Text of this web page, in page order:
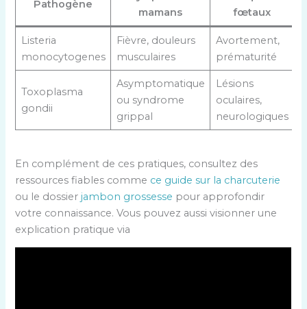
Pathogène
mamans
fœtaux
Listeria
monocytogenes
Fièvre, douleurs
musculaires
Avortement,
prématurité
Toxoplasma
gondii
Asymptomatique
ou syndrome
grippal
Lésions
oculaires,
neurologiques
En complément de ces pratiques, consultez des
ressources fiables comme ce guide sur la charcuterie
ou le dossier jambon grossesse pour approfondir
votre connaissance. Vous pouvez aussi visionner une
explication pratique via